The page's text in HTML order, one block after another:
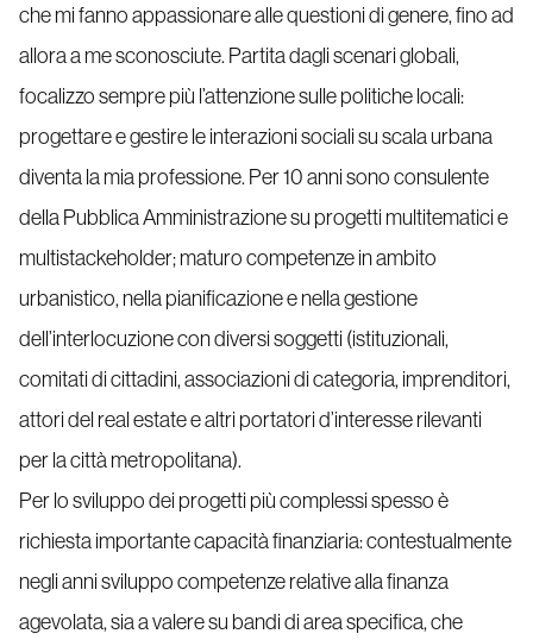
che mi fanno appassionare alle questioni di genere, fino ad
allora a me sconosciute. Partita dagli scenari globali,
focalizzo sempre più l’attenzione sulle politiche locali:
progettare e gestire le interazioni sociali su scala urbana
diventa la mia professione. Per 10 anni sono consulente
della Pubblica Amministrazione su progetti multitematici e
multistackeholder; maturo competenze in ambito
urbanistico, nella pianificazione e nella gestione
dell’interlocuzione con diversi soggetti (istituzionali,
comitati di cittadini, associazioni di categoria, imprenditori,
attori del real estate e altri portatori d’interesse rilevanti
per la città metropolitana).
Per lo sviluppo dei progetti più complessi spesso è
richiesta importante capacità finanziaria: contestualmente
negli anni sviluppo competenze relative alla finanza
agevolata, sia a valere su bandi di area specifica, che